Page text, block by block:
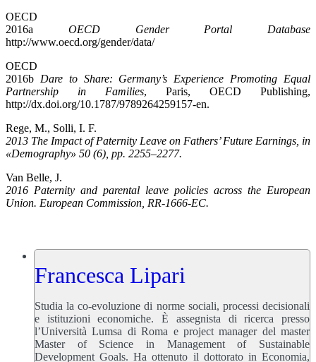
OECD
2016a OECD Gender Portal Database
http://www.oecd.org/gender/data/
OECD
2016b Dare to Share: Germany’s Experience Promoting Equal
Partnership in Families, Paris, OECD Publishing,
http://dx.doi.org/10.1787/9789264259157-en.
Rege, M., Solli, I. F.
2013 The Impact of Paternity Leave on Fathers’ Future Earnings, in
«Demography» 50 (6), pp. 2255–2277.
Van Belle, J.
2016 Paternity and parental leave policies across the European
Union. European Commission, RR-1666-EC.
Francesca Lipari
Studia la co-evoluzione di norme sociali, processi decisionali
e istituzioni economiche. È assegnista di ricerca presso
l’Università Lumsa di Roma e project manager del master
Master of Science in Management of Sustainable
Development Goals. Ha ottenuto il dottorato in Economia,